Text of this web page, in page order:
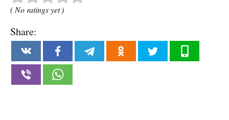
( No ratings yet )
Share: